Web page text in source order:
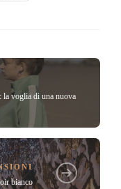
voglia di una nuova
bianco